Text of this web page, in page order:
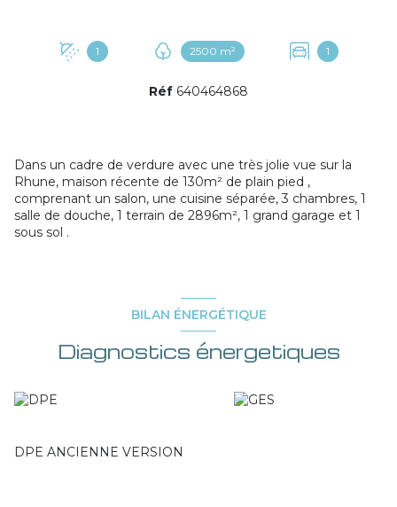
1 2500 m² 1
Réf 640464868
Dans un cadre de verdure avec une très jolie vue sur la
Rhune, maison récente de 130m² de plain pied ,
comprenant un salon, une cuisine séparée, 3 chambres, 1
salle de douche, 1 terrain de 2896m², 1 grand garage et 1
sous sol .
BILAN ÉNERGÉTIQUE
Diagnostics énergetiques
DPE ANCIENNE VERSION